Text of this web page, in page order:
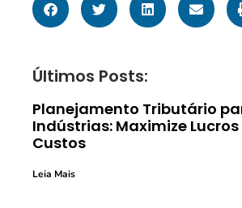
Últimos Posts:
Planejamento Tributário
Indústrias: Maximize Lucros
Custos
Leia Mais